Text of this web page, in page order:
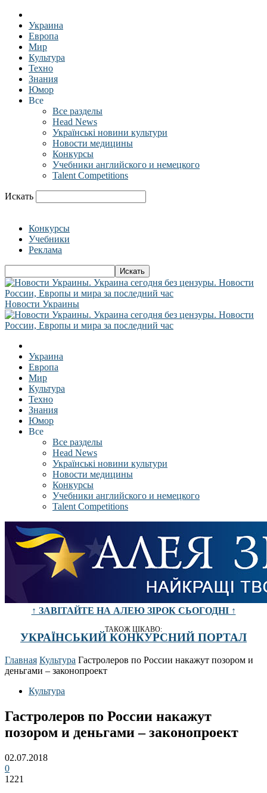
Украина
Европа
Мир
Культура
Техно
Знания
Юмор
Все
Все разделы
Head News
Українські новини культури
Новости медицины
Конкурсы
Учебники английского и немецкого
Talent Competitions
Искать
Конкурсы
Учебники
Реклама
Новости Украины
Украина
Европа
Мир
Культура
Техно
Знания
Юмор
Все
Все разделы
Head News
Українські новини культури
Новости медицины
Конкурсы
Учебники английского и немецкого
Talent Competitions
↑ ЗАВІТАЙТЕ НА АЛЕЮ ЗІРОК СЬОГОДНІ ↑
ТАКОЖ ЦІКАВО:
УКРАЇНСЬКИЙ КОНКУРСНИЙ ПОРТАЛ
Главная Культура Гастролеров по России накажут позором и
деньгами – законопроект
Культура
Гастролеров по России накажут
позором и деньгами – законопроект
02.07.2018
0
1221